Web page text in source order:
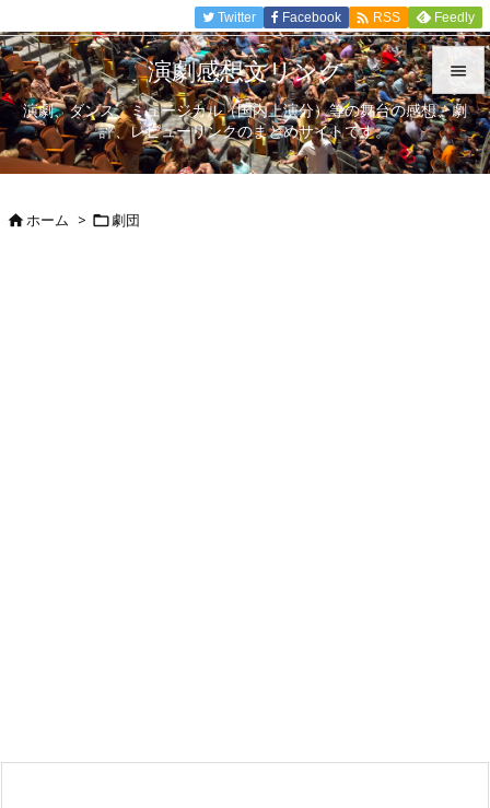


メニュ

Twitter Facebook  RSS Feedly
演劇感想文リンク
演劇、ダンス、ミュージカル（国内上演分）等の舞台の感想、劇
評、レビューリンクのまとめサイトです。
ホーム > 劇団